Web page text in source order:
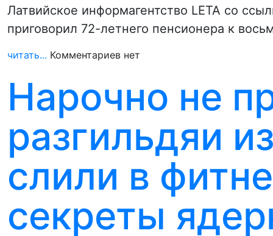
Латвийское информагентство LETA со
приговорил 72-летнего пенсионера к
читать... Комментариев нет
Нарочно не
разгильдяи
слили в
секреты